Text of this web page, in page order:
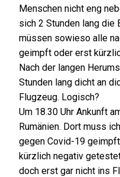
Menschen nicht eng
sich 2 Stunden lang die
müssen sowieso alle
geimpft oder erst
Nach der langen
Stunden lang dicht an
Flugzeug. Logisch?
Um 18.30 Uhr Ankunft
Rumänien. Dort muss
gegen Covid-19
kürzlich negativ
doch erst gar nicht ins